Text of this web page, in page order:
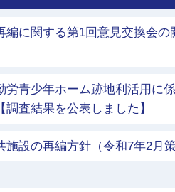
編に関する第1回意見交換会の
労青少年ホーム跡地利活用に
査結果を公表しました】
設の再編方針（令和7年2月策